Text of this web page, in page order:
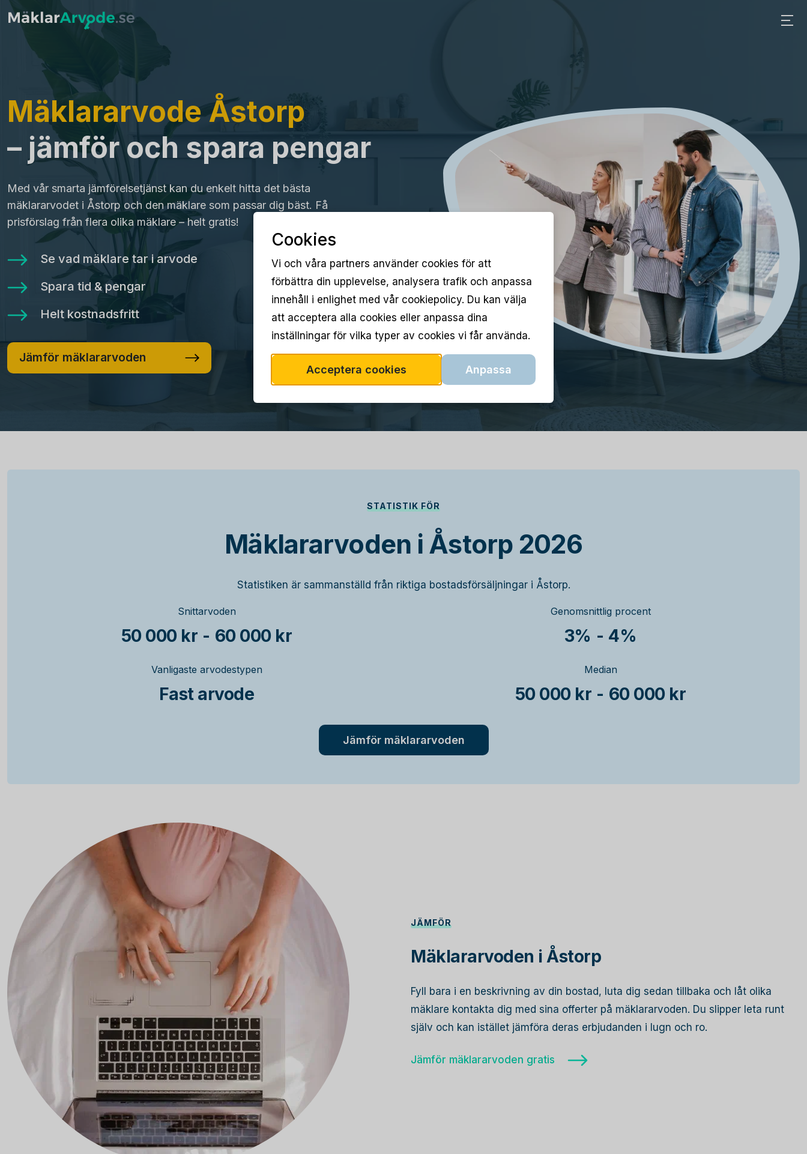
Mäklararvode Åstorp
– jämför och spara pengar
Med vår smarta jämförelsetjänst kan du enkelt hitta det bästa
mäklararvodet i Åstorp och den mäklare som passar dig bäst. Få
prisförslag från flera olika mäklare – helt gratis!
Se vad mäklare tar i arvode
Spara tid & pengar
Helt kostnadsfritt
Jämför mäklararvoden
STATISTIK FÖR
Mäklararvoden i Åstorp 2026
Statistiken är sammanställd från riktiga bostadsförsäljningar i Åstorp.
Snittarvoden
50 000 kr - 60 000 kr
Genomsnittlig procent
3% - 4%
Vanligaste arvodestypen
Fast arvode
Median
50 000 kr - 60 000 kr
Jämför mäklararvoden
JÄMFÖR
Mäklararvoden i Åstorp
Fyll bara i en beskrivning av din bostad, luta dig sedan tillbaka och låt olika
mäklare kontakta dig med sina offerter på mäklararvoden. Du slipper leta runt
själv och kan istället jämföra deras erbjudanden i lugn och ro.
Jämför mäklararvoden gratis
Cookies
Vi och våra partners använder cookies för att
förbättra din upplevelse, analysera trafik och anpassa
innehåll i enlighet med vår cookiepolicy. Du kan välja
att acceptera alla cookies eller anpassa dina
inställningar för vilka typer av cookies vi får använda.
Acceptera cookies Anpassa